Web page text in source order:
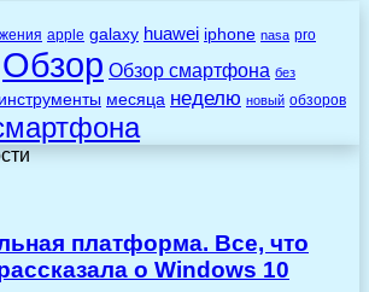
apple galaxy huawei iphone nasa pro
Обзор Обзор смартфона без
инструменты месяца неделю новый обзоров
платформа. Все, что
о Windows 10